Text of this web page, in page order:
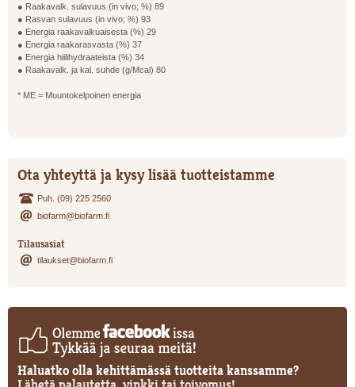
● Raakavalk. sulavuus (in vivo; %) 89
● Rasvan sulavuus (in vivo; %) 93
● Energia raakavalkuaisesta (%) 29
● Energia raakarasvasta (%) 37
● Energia hiilihydraateista (%) 34
● Raakavalk. ja kal. suhde (g/Mcal) 80
* ME = Muuntokelpoinen energia
Ota yhteyttä ja kysy lisää tuotteistamme
Puh. (09) 225 2560
biofarm@biofarm.fi
Tilausasiat
tilaukset@biofarm.fi
Haluatko olla kehittämässä tuotteita kanssamme?